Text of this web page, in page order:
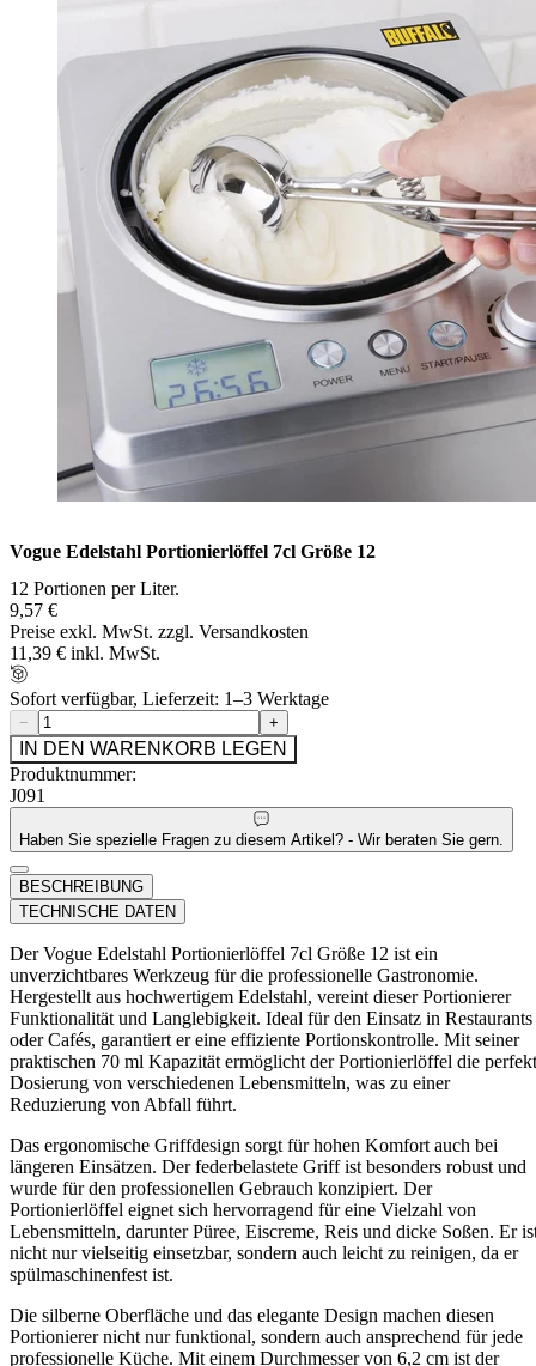
Vogue Edelstahl Portionierlöffel 7cl Größe 12
12 Portionen per Liter.
9,57 €
Preise exkl. MwSt. zzgl. Versandkosten
11,39 € inkl. MwSt.
Sofort verfügbar, Lieferzeit: 1–3 Werktage
− +
IN DEN WARENKORB LEGEN
Produktnummer:
J091
Haben Sie spezielle Fragen zu diesem Artikel? - Wir beraten Sie gern.
BESCHREIBUNG
TECHNISCHE DATEN
Der Vogue Edelstahl Portionierlöffel 7cl Größe 12 ist ein
unverzichtbares Werkzeug für die professionelle Gastronomie.
Hergestellt aus hochwertigem Edelstahl, vereint dieser Portionierer
Funktionalität und Langlebigkeit. Ideal für den Einsatz in Restaurants
oder Cafés, garantiert er eine effiziente Portionskontrolle. Mit seiner
praktischen 70 ml Kapazität ermöglicht der Portionierlöffel die
Dosierung von verschiedenen Lebensmitteln, was zu einer
Reduzierung von Abfall führt.
Das ergonomische Griffdesign sorgt für hohen Komfort auch bei
längeren Einsätzen. Der federbelastete Griff ist besonders robust und
wurde für den professionellen Gebrauch konzipiert. Der
Portionierlöffel eignet sich hervorragend für eine Vielzahl von
Lebensmitteln, darunter Püree, Eiscreme, Reis und dicke Soßen. Er
nicht nur vielseitig einsetzbar, sondern auch leicht zu reinigen, da er
spülmaschinenfest ist.
Die silberne Oberfläche und das elegante Design machen diesen
Portionierer nicht nur funktional, sondern auch ansprechend für jede
professionelle Küche. Mit einem Durchmesser von 6,2 cm ist der